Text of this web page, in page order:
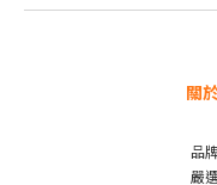
關
品
嚴